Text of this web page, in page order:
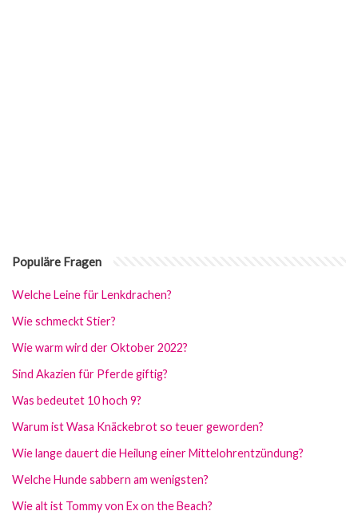
Populäre Fragen
Welche Leine für Lenkdrachen?
Wie schmeckt Stier?
Wie warm wird der Oktober 2022?
Sind Akazien für Pferde giftig?
Was bedeutet 10 hoch 9?
Warum ist Wasa Knäckebrot so teuer geworden?
Wie lange dauert die Heilung einer Mittelohrentzündung?
Welche Hunde sabbern am wenigsten?
Wie alt ist Tommy von Ex on the Beach?